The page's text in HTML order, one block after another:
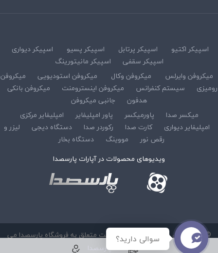
اسپیکر اکتیو اسپیکر پرتابل اسپیکر پسیو
اسپیکر دیواری
اسپیکر سقفی
اسپیکر مانیتورینگ
میکروفن وایرلس
میکروفن وکال میکروفن استودیویی
میکروفن
رومیزی
سیستم کنفرانس میکروفن اینسترومنت
میکروفن بانکی
هدفون
جانبی میکروفن
میکسر صدا
پاورمیکسر پاور امپلیفایر
امپلیفایر مرکزی
امپلیفایر دیواری
کارت صدا رکوردر صدا دستگاه دیجی
لیزر و
رقص نور
مووینگ
دستگاه بخار
ویدیوهای محصولات در آپارات پارسصدا
© کلیه حقوق مادی و معنوی این سایت متعلق به فروشگاه پارسصدا می
باشد :پارسصدا
سوالی دارید؟